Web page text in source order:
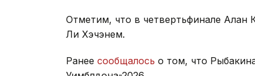
Отметим, что в четвертьфинале Алан
Ли Хэчэнем.
Ранее сообщалось о том, что